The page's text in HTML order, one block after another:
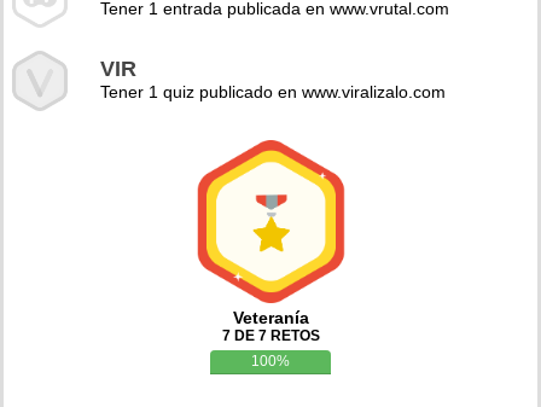
Tener 1 entrada publicada en www.vrutal.com
VIR
Tener 1 quiz publicado en www.viralizalo.com
Veteranía
7 DE 7 RETOS
100%